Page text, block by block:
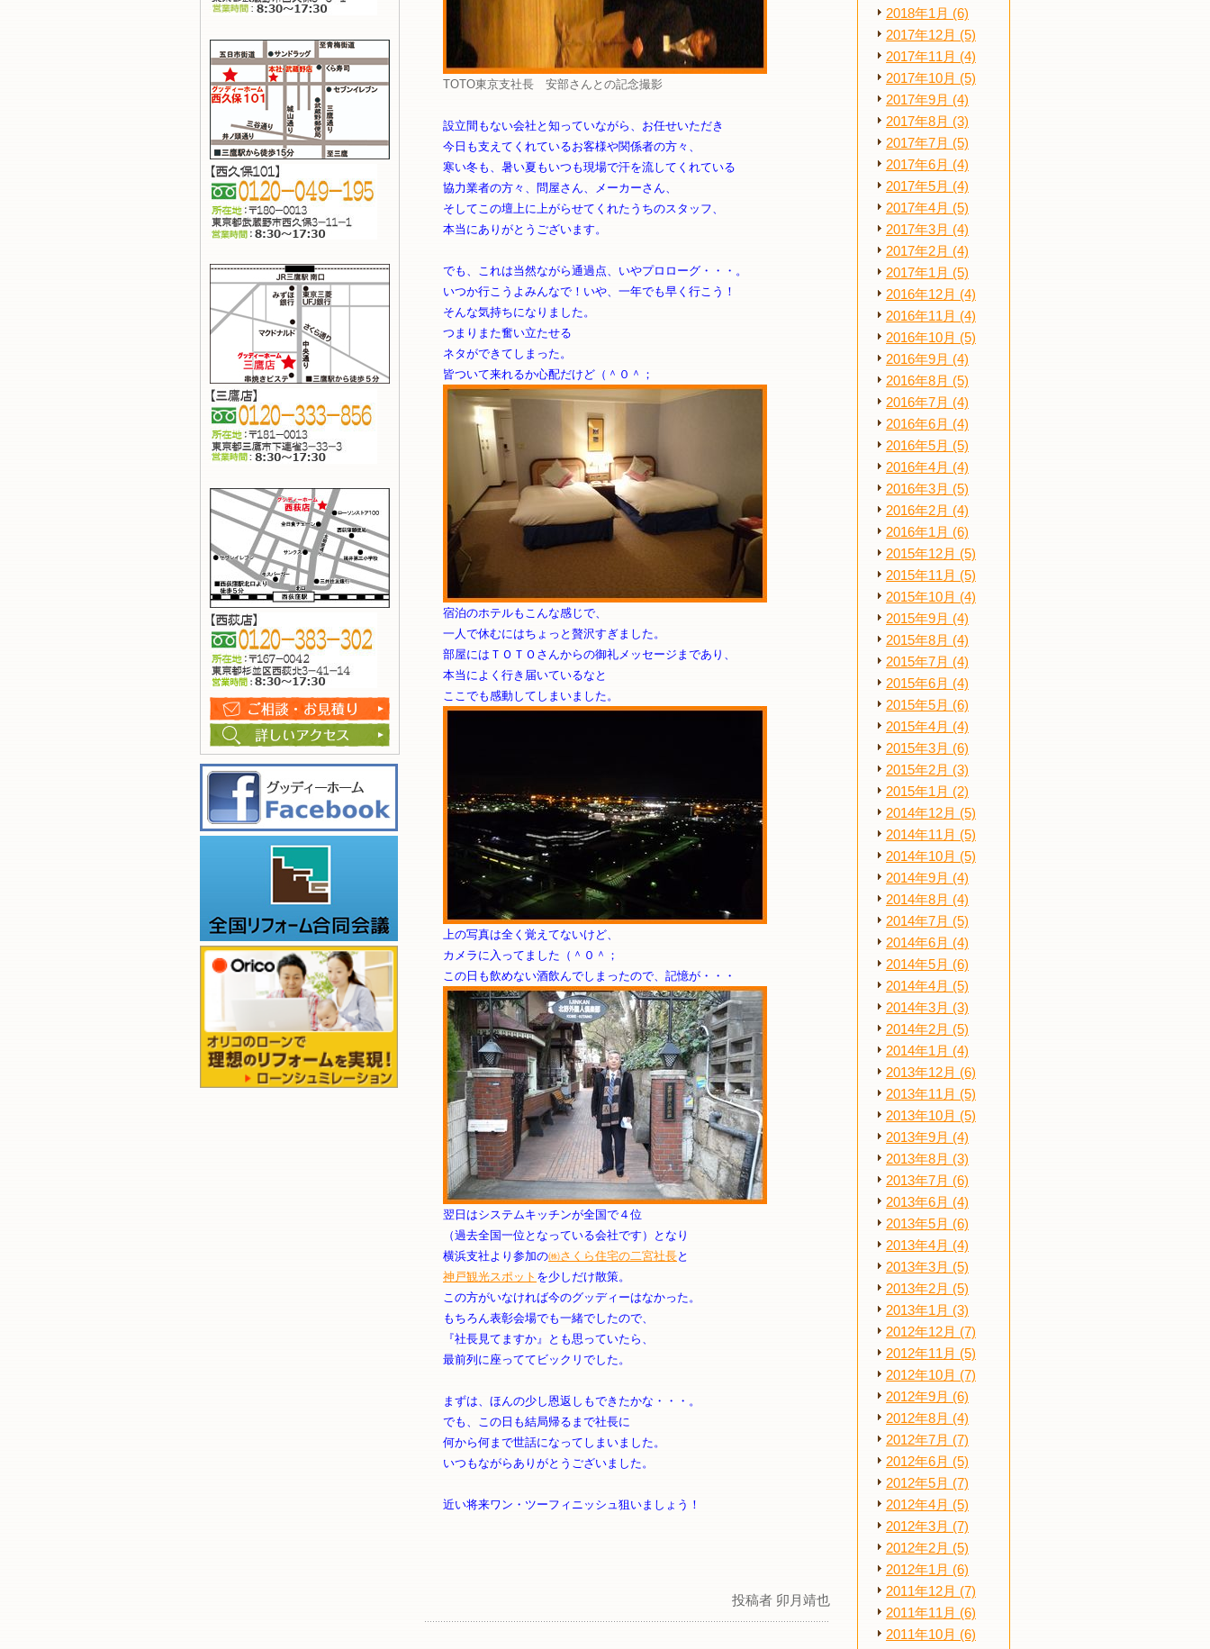
TOTO東京支社長 安部さんとの記念撮影
設立間もない会社と知っていながら、お任せいただき
今日も支えてくれているお客様や関係者の方々、
寒い冬も、暑い夏もいつも現場で汗を流してくれている
協力業者の方々、問屋さん、メーカーさん、
そしてこの壇上に上がらせてくれたうちのスタッフ、
本当にありがとうございます。
でも、これは当然ながら通過点、いやプロローグ・・・。
いつか行こうよみんなで！いや、一年でも早く行こう！
そんな気持ちになりました。
つまりまた奮い立たせる
ネタができてしまった。
皆ついて来れるか心配だけど（＾０＾；
宿泊のホテルもこんな感じで、
一人で休むにはちょっと贅沢すぎました。
部屋にはＴＯＴＯさんからの御礼メッセージまであり、
本当によく行き届いているなと
ここでも感動してしまいました。
上の写真は全く覚えてないけど、
カメラに入ってました（＾０＾；
この日も飲めない酒飲んでしまったので、記憶が・・・
翌日はシステムキッチンが全国で４位
（過去全国一位となっている会社です）となり
横浜支社より参加の㈱さくら住宅の二宮社長と
神戸観光スポット を少しだけ散策。
この方がいなければ今のグッディーはなかった。
もちろん表彰会場でも一緒でしたので、
『社長見てますか』とも思っていたら、
最前列に座っててビックリでした。
まずは、ほんの少し恩返しもできたかな・・・。
でも、この日も結局帰るまで社長に
何から何まで世話になってしまいました。
いつもながらありがとうございました。
近い将来ワン・ツーフィニッシュ狙いましょう！
投稿者 卯月靖也
2018年1月 (6)
2017年12月 (5)
2017年11月 (4)
2017年10月 (5)
2017年9月 (4)
2017年8月 (3)
2017年7月 (5)
2017年6月 (4)
2017年5月 (4)
2017年4月 (5)
2017年3月 (4)
2017年2月 (4)
2017年1月 (5)
2016年12月 (4)
2016年11月 (4)
2016年10月 (5)
2016年9月 (4)
2016年8月 (5)
2016年7月 (4)
2016年6月 (4)
2016年5月 (5)
2016年4月 (4)
2016年3月 (5)
2016年2月 (4)
2016年1月 (6)
2015年12月 (5)
2015年11月 (5)
2015年10月 (4)
2015年9月 (4)
2015年8月 (4)
2015年7月 (4)
2015年6月 (4)
2015年5月 (6)
2015年4月 (4)
2015年3月 (6)
2015年2月 (3)
2015年1月 (2)
2014年12月 (5)
2014年11月 (5)
2014年10月 (5)
2014年9月 (4)
2014年8月 (4)
2014年7月 (5)
2014年6月 (4)
2014年5月 (6)
2014年4月 (5)
2014年3月 (3)
2014年2月 (5)
2014年1月 (4)
2013年12月 (6)
2013年11月 (5)
2013年10月 (5)
2013年9月 (4)
2013年8月 (3)
2013年7月 (6)
2013年6月 (4)
2013年5月 (6)
2013年4月 (4)
2013年3月 (5)
2013年2月 (5)
2013年1月 (3)
2012年12月 (7)
2012年11月 (5)
2012年10月 (7)
2012年9月 (6)
2012年8月 (4)
2012年7月 (7)
2012年6月 (5)
2012年5月 (7)
2012年4月 (5)
2012年3月 (7)
2012年2月 (5)
2012年1月 (6)
2011年12月 (7)
2011年11月 (6)
2011年10月 (6)